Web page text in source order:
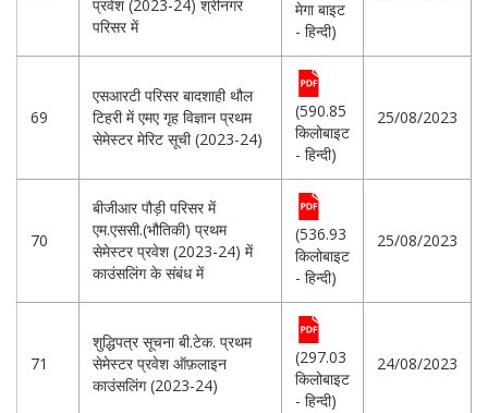
प्रवेश (2023-24) श्रीनगर
परिसर में
मेगा बाइट
- हिन्दी)
69
एसआरटी परिसर बादशाही थौल
टिहरी में एमए गृह विज्ञान प्रथम
सेमेस्टर मेरिट सूची (2023-24)
(590.85
किलोबाइट
- हिन्दी)
25/08/2023
70
बीजीआर पौड़ी परिसर में
एम.एससी.(भौतिकी) प्रथम
सेमेस्टर प्रवेश (2023-24) में
काउंसलिंग के संबंध में
(536.93
किलोबाइट
- हिन्दी)
25/08/2023
71
शुद्धिपत्र सूचना बी.टेक. प्रथम
सेमेस्टर प्रवेश ऑफ़लाइन
काउंसलिंग (2023-24)
(297.03
किलोबाइट
- हिन्दी)
24/08/2023